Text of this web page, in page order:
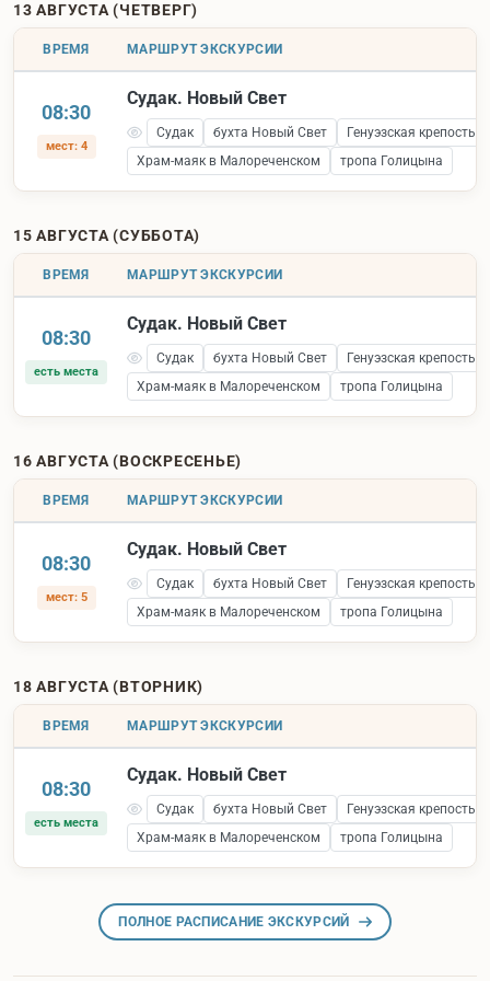
13 АВГУСТА (ЧЕТВЕРГ)
ВРЕМЯ МАРШРУТ ЭКСКУРСИИ
08:30
мест: 4
Судак. Новый Свет
Судак бухта Новый Свет
Генуэзская крепость
Храм-маяк в Малореченском
тропа Голицына
15 АВГУСТА (СУББОТА)
ВРЕМЯ МАРШРУТ ЭКСКУРСИИ
08:30
есть места
Судак. Новый Свет
Судак бухта Новый Свет
Генуэзская крепость
Храм-маяк в Малореченском
тропа Голицына
16 АВГУСТА (ВОСКРЕСЕНЬЕ)
ВРЕМЯ МАРШРУТ ЭКСКУРСИИ
08:30
мест: 5
Судак. Новый Свет
Судак бухта Новый Свет
Генуэзская крепость
Храм-маяк в Малореченском
тропа Голицына
18 АВГУСТА (ВТОРНИК)
ВРЕМЯ МАРШРУТ ЭКСКУРСИИ
08:30
есть места
Судак. Новый Свет
Судак бухта Новый Свет
Генуэзская крепость
Храм-маяк в Малореченском
тропа Голицына
ПОЛНОЕ РАСПИСАНИЕ ЭКСКУРСИЙ